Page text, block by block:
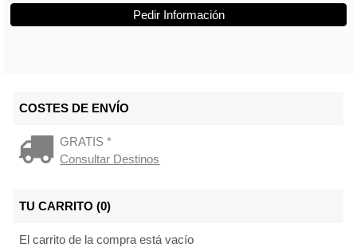
COSTES DE ENVÍO
GRATIS *
Consultar Destinos
TU CARRITO (0)
El carrito de la compra está vacío
Pedir Información